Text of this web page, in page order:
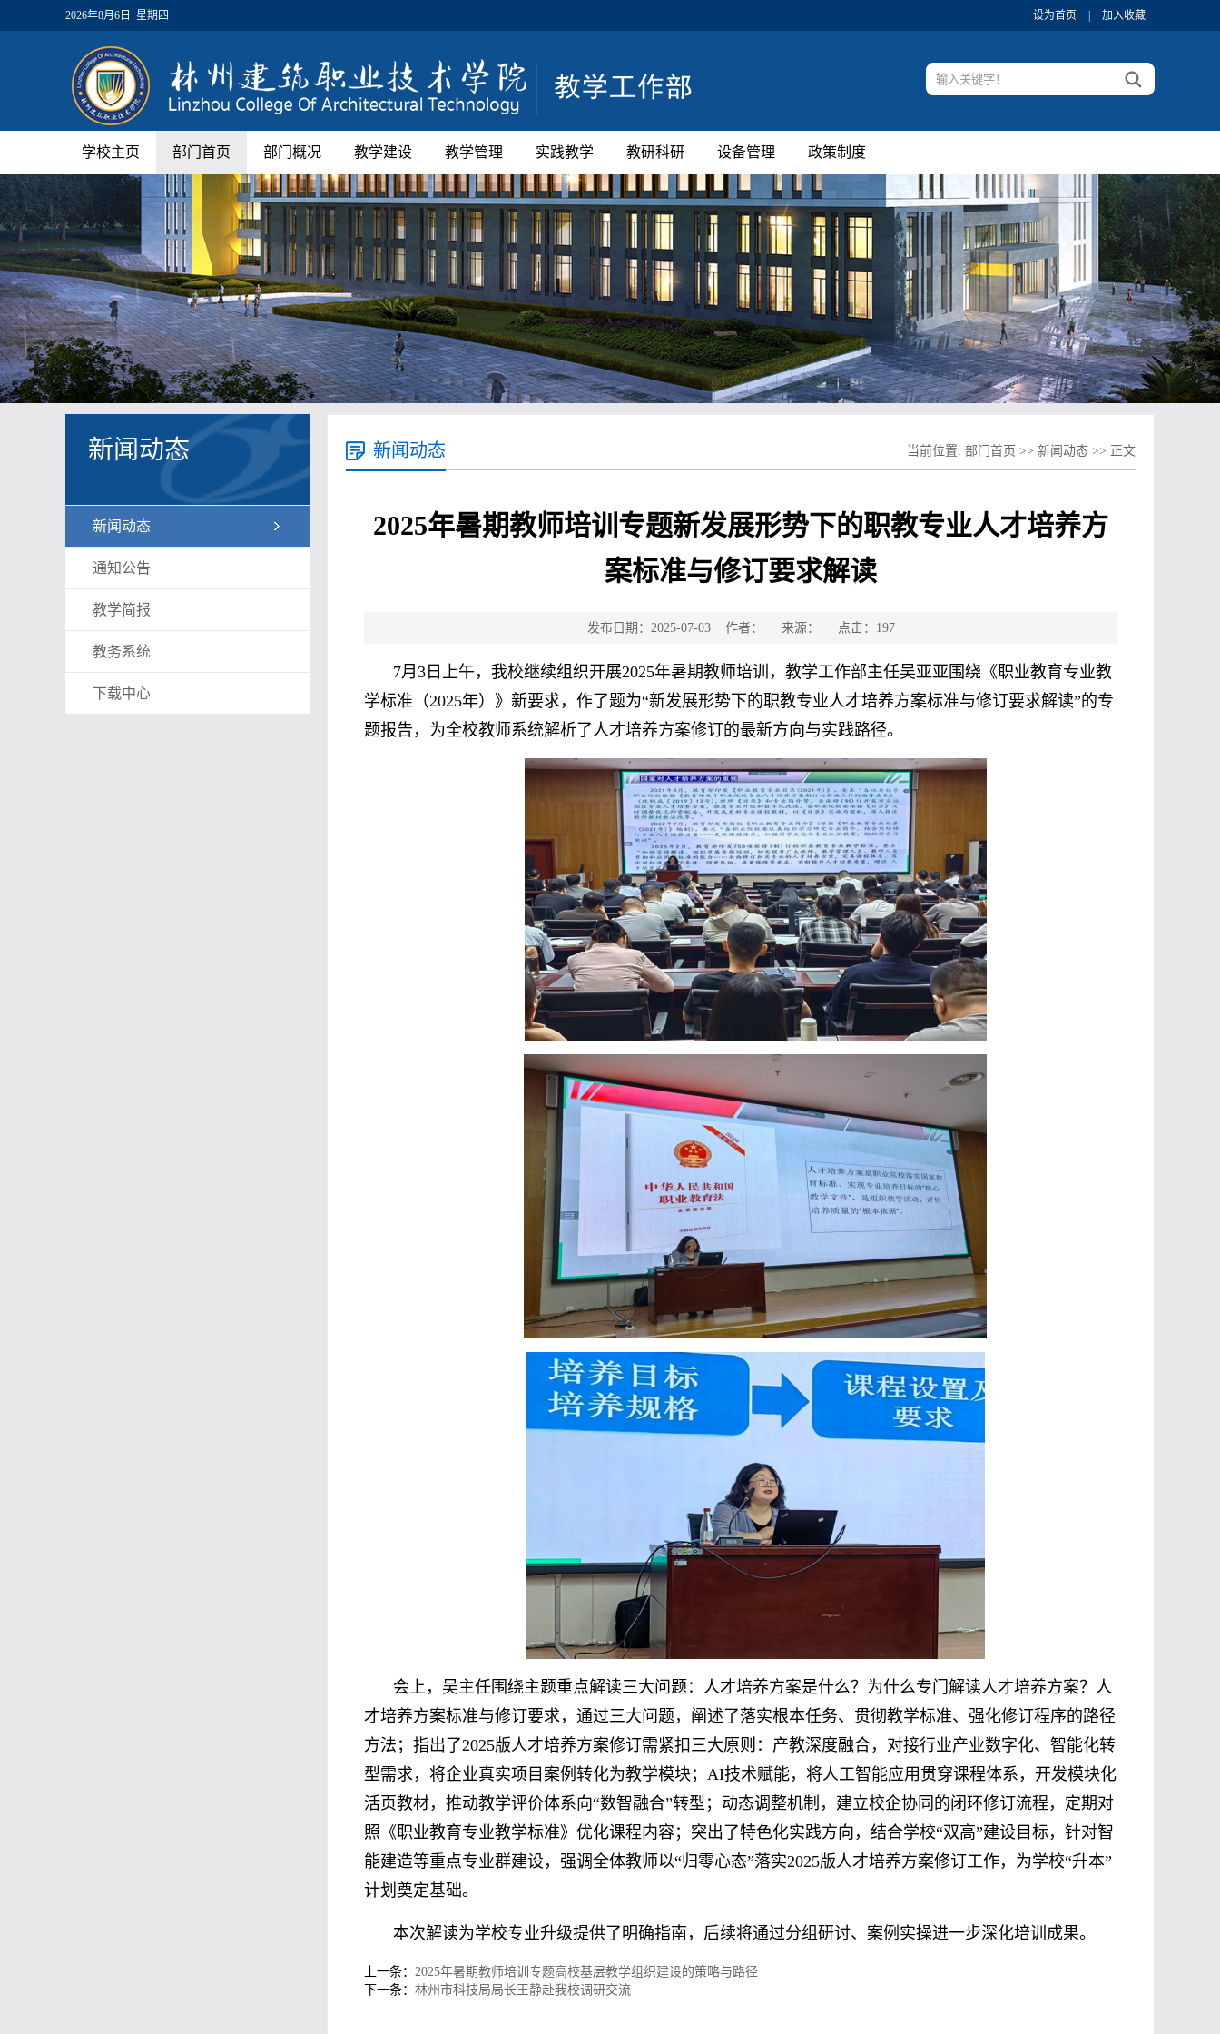
2026年8月6日 星期四 设为首页 加入收藏
学校主页 部门首页 部门概况 教学建设 教学管理 实践教学 教研科研 设备管理 政策制度
新闻动态
新闻动态
通知公告
教学简报
教务系统
下载中心
新闻动态 当前位置: 部门首页 >> 新闻动态 >> 正文
2025年暑期教师培训专题新发展形势下的职教专业人才培养方
案标准与修订要求解读
发布日期：2025-07-03 作者： 来源： 点击： 197
7月3日上午，我校继续组织开展2025年暑期教师培训，教学工作部主任吴亚亚围绕《职业教育专业教
学标准（2025年）》新要求，作了题为“新发展形势下的职教专业人才培养方案标准与修订要求解读”的专
题报告，为全校教师系统解析了人才培养方案修订的最新方向与实践路径。
会上，吴主任围绕主题重点解读三大问题：人才培养方案是什么？为什么专门解读人才培养方案？人
才培养方案标准与修订要求，通过三大问题，阐述了落实根本任务、贯彻教学标准、强化修订程序的路径
方法；指出了2025版人才培养方案修订需紧扣三大原则：产教深度融合，对接行业产业数字化、智能化转
型需求，将企业真实项目案例转化为教学模块；AI技术赋能，将人工智能应用贯穿课程体系，开发模块化
活页教材，推动教学评价体系向“数智融合”转型；动态调整机制，建立校企协同的闭环修订流程，定期对
照《职业教育专业教学标准》优化课程内容；突出了特色化实践方向，结合学校“双高”建设目标，针对智
能建造等重点专业群建设，强调全体教师以“归零心态”落实2025版人才培养方案修订工作，为学校“升本”
计划奠定基础。
本次解读为学校专业升级提供了明确指南，后续将通过分组研讨、案例实操进一步深化培训成果。
上一条： 2025年暑期教师培训专题高校基层教学组织建设的策略与路径
下一条： 林州市科技局局长王静赴我校调研交流